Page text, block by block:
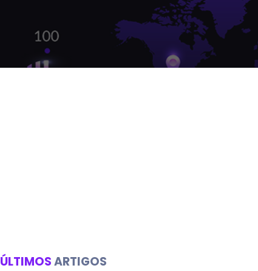
ÚLTIMOSARTIGOS